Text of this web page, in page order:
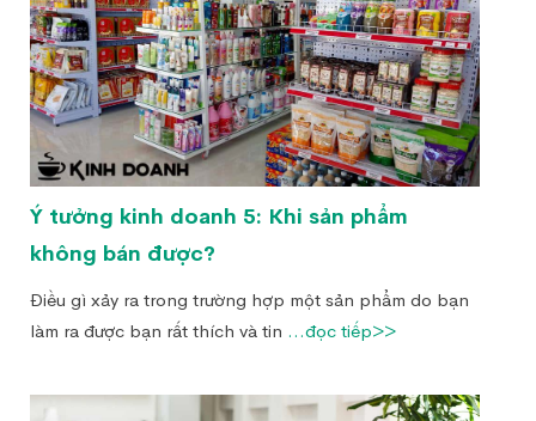
Ý tưởng kinh doanh 5: Khi sản phẩm
không bán được?
Điều gì xảy ra trong trường hợp một sản phẩm do bạn
làm ra được bạn rất thích và tin ...đọc tiếp>>